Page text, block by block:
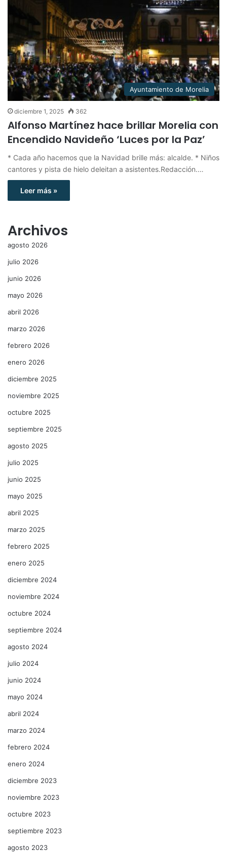
Ayuntamiento de Morelia
diciembre 1, 2025 362
Alfonso Martínez hace brillar Morelia con
Encendido Navideño ‘Luces por la Paz’
* Cada año hacemos que la Navidad brille más: alcalde. * Niños
cantores y pista de hielo deleitan a asistentes.Redacción.…
Leer más »
Archivos
agosto 2026
julio 2026
junio 2026
mayo 2026
abril 2026
marzo 2026
febrero 2026
enero 2026
diciembre 2025
noviembre 2025
octubre 2025
septiembre 2025
agosto 2025
julio 2025
junio 2025
mayo 2025
abril 2025
marzo 2025
febrero 2025
enero 2025
diciembre 2024
noviembre 2024
octubre 2024
septiembre 2024
agosto 2024
julio 2024
junio 2024
mayo 2024
abril 2024
marzo 2024
febrero 2024
enero 2024
diciembre 2023
noviembre 2023
octubre 2023
septiembre 2023
agosto 2023